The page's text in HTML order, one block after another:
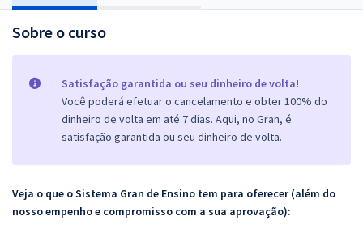
Sobre o curso
Satisfação garantida ou seu dinheiro de volta!
Você poderá efetuar o cancelamento e obter 100% do
dinheiro de volta em até 7 dias. Aqui, no Gran, é
satisfação garantida ou seu dinheiro de volta.
Veja o que o Sistema Gran de Ensino tem para oferecer (além do
nosso empenho e compromisso com a sua aprovação):